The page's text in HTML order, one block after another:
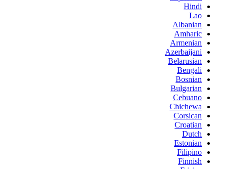
Hindi
Lao
Albanian
Amharic
Armenian
Azerbaijani
Belarusian
Bengali
Bosnian
Bulgarian
Cebuano
Chichewa
Corsican
Croatian
Dutch
Estonian
Filipino
Finnish